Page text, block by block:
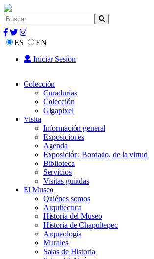
ES
EN
Iniciar Sesión
Colección
Curadurías
Colección
Gigapixel
Visita
Información general
Exposiciones
Agenda
Exposición: Bordado, de la virtud
Biblioteca
Servicios
Visitas guiadas
El Museo
Quiénes somos
Arquitectura
Historia del Museo
Historia de Chapultepec
Arqueología
Murales
Salas de Historia